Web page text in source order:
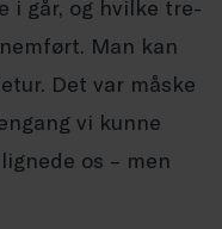
i går, og hvilke tre-
Man kan
Det var måske
vi kunne
os – men